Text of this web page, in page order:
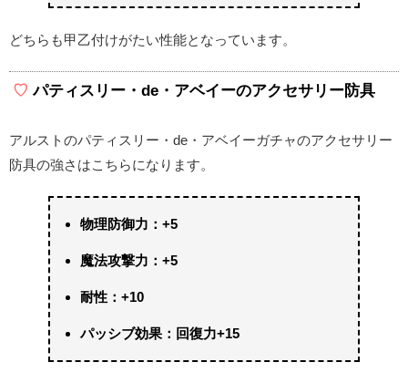
どちらも甲乙付けがたい性能となっています。
パティスリー・de・アベイーのアクセサリー防具
アルストのパティスリー・de・アベイーガチャのアクセサリー
防具の強さはこちらになります。
物理防御力：+5
魔法攻撃力：+5
耐性：+10
パッシブ効果：回復力+15